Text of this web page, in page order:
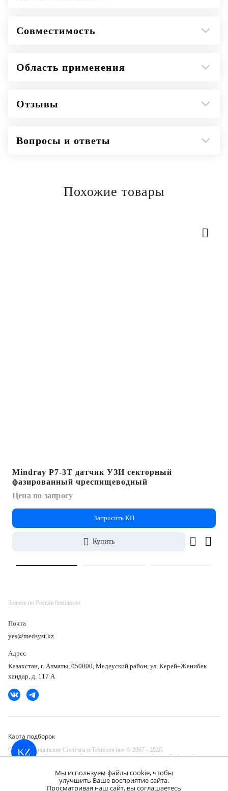
KZ
Совместимость
Область применения
Отзывы
Вопросы и ответы
Похожие товары
Mindray P7-3T датчик УЗИ секторный
фазированный чреспищеводный
Цена по запросу
Запросить КП
Купить
Звонок по России бесплатно
Почта
yes@medsyst.kz
Адрес
Казахстан, г. Алматы, 050000, Медеуский район, ул. Керей–Жанибек
хандар, д. 117 А
Карта подборок
ООО «Медицинские Системы и Технологии» © 2007 - 2026.
Сайт носит информационный характер и не является публичной офертой.
Разработано в компании — dev
Мы используем файлы cookie, чтобы
улучшить Ваше восприятие сайта.
Просматривая наш сайт, вы соглашаетесь